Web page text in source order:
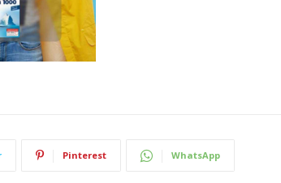
Pinterest WhatsApp